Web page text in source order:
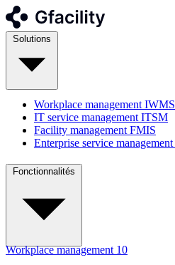
Workplace management IWMS
IT service management ITSM
Facility management FMIS
Enterprise service management
Workplace management 10